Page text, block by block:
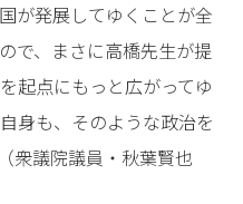
が発展してゆくことが全
で、まさに高橋先生が提
起点にもっと広がってゆ
身も、そのような政治を
衆議院議員・秋葉賢也